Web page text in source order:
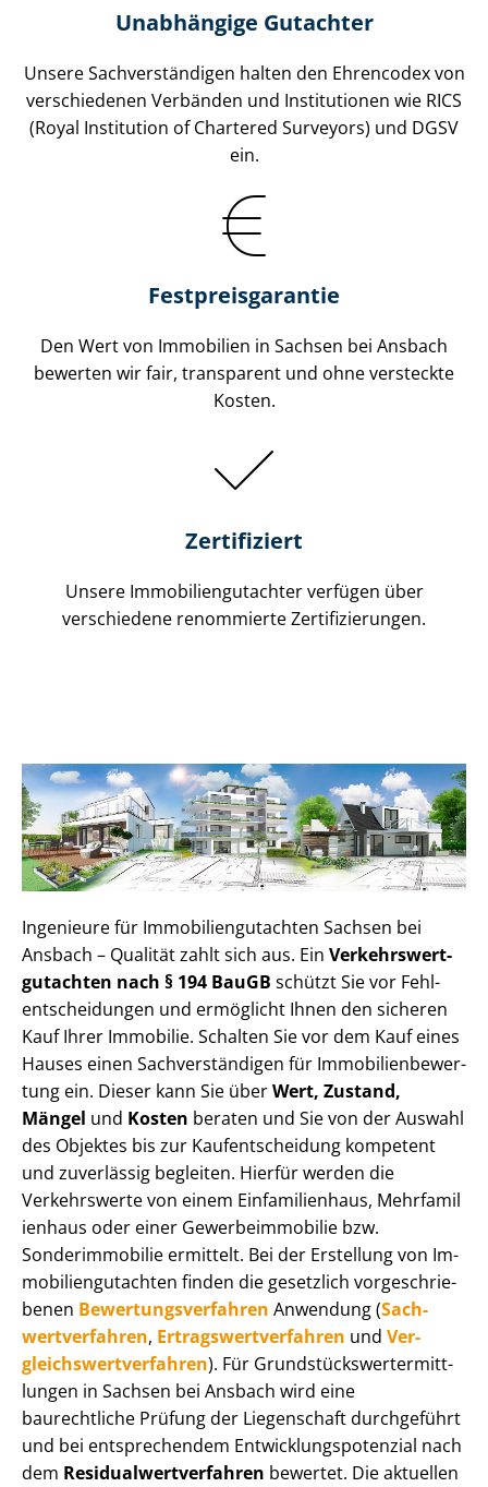
Unabhängige Gutachter
Unsere Sach­ver­stän­di­gen halten den Ehrencodex von
verschiedenen Verbänden und Institutionen wie RICS
(Royal Institution of Chartered Surveyors) und DGSV
ein.
Festpreis​garantie
Den Wert von Immobilien in Sachsen bei Ansbach
bewerten wir fair, transparent und ohne versteckte
Kosten.
Zertifiziert
Unsere Immobilien­gutachter verfügen über
verschiedene renommierte Zer­ti­fi­zie­run­gen.
Ingenieure für Im­mo­bi­li­en­gut­ach­ten Sachsen bei
Ansbach – Qualität zahlt sich aus. Ein Ver­kehrs­wert­
gut­ach­ten nach § 194 BauGB schützt Sie vor Fehl­
ent­schei­dun­gen und ermöglicht Ihnen den sicheren
Kauf Ihrer Immobilie. Schalten Sie vor dem Kauf eines
Hauses einen Sach­ver­stän­di­gen für Im­mo­bi­li­en­be­wer­
tung ein. Dieser kann Sie überWert, Zustand,
Mängel und Kosten beraten und Sie von der Auswahl
des Objektes bis zur Kauf­ent­schei­dung kompetent
und zuverlässig begleiten. Hierfür werden die
Verkehrswerte von einem Einfamilienhaus, Mehr­fa­mi­l
i­en­haus oder einer Ge­wer­be­im­mo­bi­lie bzw.
Sonderimmobilie ermittelt. Bei der Erstellung von Im­
mo­bi­li­en­gut­ach­ten finden die gesetzlich vor­ge­schrie­
be­nen Be­wer­tungs­ver­fah­ren Anwendung (Sach­
wert­ver­fah­ren, Er­trags­wert­ver­fah­ren und Ver­
gleichs­wert­ver­fah­ren). Für Grund­stücks­wert­ermitt­
lun­gen in Sachsen bei Ansbach wird eine
baurechtliche Prüfung der Liegenschaft durchgeführt
und bei entsprechendem Ent­wick­lungs­po­ten­zi­al nach
dem Re­si­du­al­wert­ver­fah­ren bewertet. Die aktuellen